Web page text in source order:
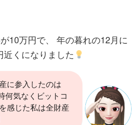
10万円で、 年の暮れの12月に
くになりました
に参入したのは
何気なくビットコ
感じた私は全財産